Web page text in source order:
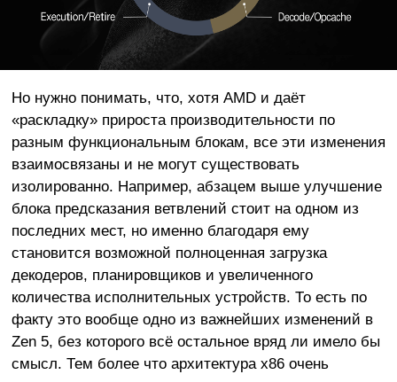
Но нужно понимать, что, хотя AMD и даёт
«раскладку» прироста производительности по
разным функциональным блокам, все эти изменения
взаимосвязаны и не могут существовать
изолированно. Например, абзацем выше улучшение
блока предсказания ветвлений стоит на одном из
последних мест, но именно благодаря ему
становится возможной полноценная загрузка
декодеров, планировщиков и увеличенного
количества исполнительных устройств. То есть по
факту это вообще одно из важнейших изменений в
Zen 5, без которого всё остальное вряд ли имело бы
смысл. Тем более что архитектура x86 очень